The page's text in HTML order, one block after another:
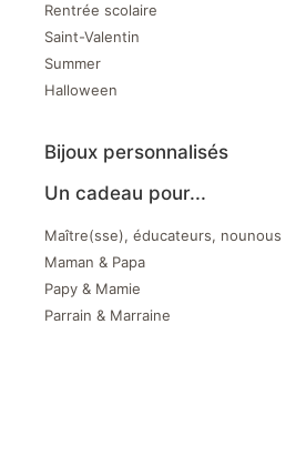
Rentrée scolaire
Saint-Valentin
Summer
Halloween
Bijoux personnalisés
Un cadeau pour...
Maître(sse), éducateurs, nounous
Maman & Papa
Papy & Mamie
Parrain & Marraine